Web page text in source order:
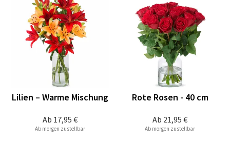
Ab 17,95 €
Lilien – Warme Mischung
Ab morgen zustellbar
Ab 21,95 €
Rote Rosen - 40 cm
Ab morgen zustellbar